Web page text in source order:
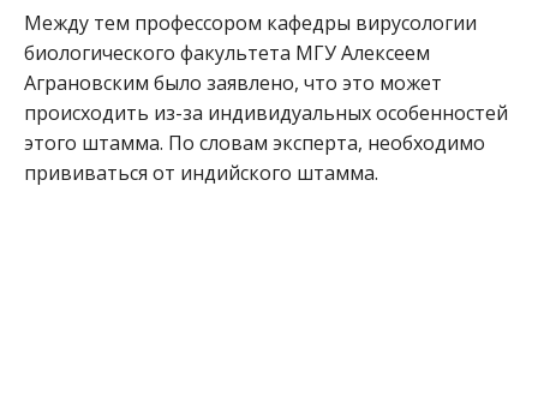
Между тем профессором кафедры вирусологии
биологического факультета МГУ Алексеем
Аграновским было заявлено, что это может
происходить из-за индивидуальных особенностей
этого штамма. По словам эксперта, необходимо
прививаться от индийского штамма.